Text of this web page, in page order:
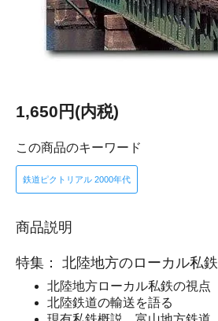
1,650円(内税)
この商品のキーワード
鉄道ピクトリアル 2000年代
商品説明
特集： 北陸地方のローカル私鉄
北陸地方ローカル私鉄の視点
北陸鉄道の輸送を語る